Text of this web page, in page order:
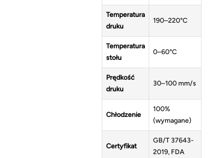
Temperatura
druku
190–220°C
Temperatura
stołu
0–60°C
Prędkość
druku
30–100 mm/s
Chłodzenie
100%
(wymagane)
Certyfikat
GB/T 37643-
2019, FDA